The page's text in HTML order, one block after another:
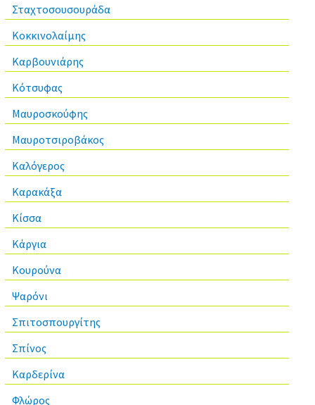
Σταχτοσουσουράδα
Κοκκινολαίμης
Καρβουνιάρης
Κότσυφας
Μαυροσκούφης
Μαυροτσιροβάκος
Καλόγερος
Καρακάξα
Κίσσα
Κάργια
Κουρούνα
Ψαρόνι
Σπιτοσπουργίτης
Σπίνος
Καρδερίνα
Φλώρος